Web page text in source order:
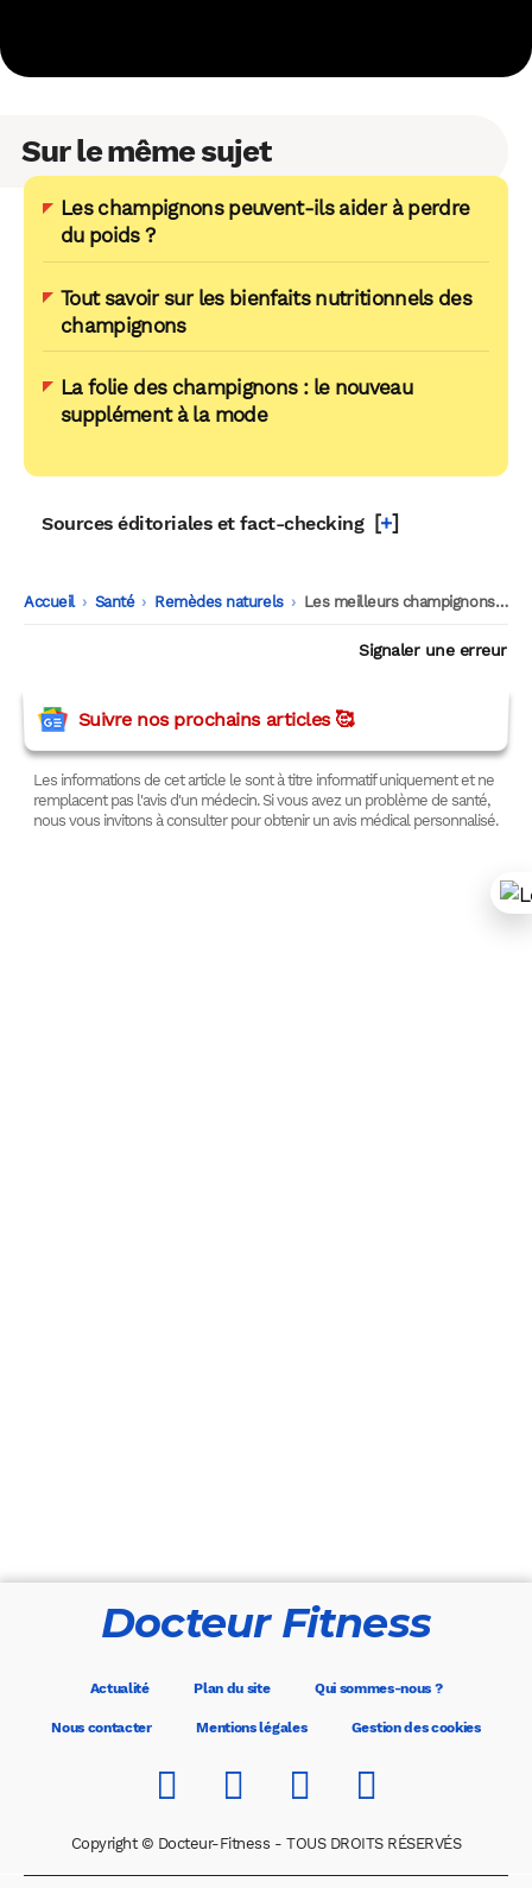
Sur le même sujet
Les champignons peuvent-ils aider à perdre
du poids ?
Tout savoir sur les bienfaits nutritionnels des
champignons
La folie des champignons : le nouveau
supplément à la mode
Sources éditoriales et fact-checking [+]
Accueil -
Santé -
Remèdes naturels -
Les meilleurs champignons médicinaux
Signaler une erreur
Suivre nos prochains articles 🥰
Les informations de cet article le sont à titre informatif uniquement et ne
remplacent pas l'avis d'un médecin. Si vous avez un problème de santé,
nous vous invitons à consulter pour obtenir un avis médical personnalisé.
Docteur Fitness
Actualité Plan du site Qui sommes-nous ?
Nous contacter Mentions légales Gestion des cookies
Copyright © Docteur-Fitness - TOUS DROITS RÉSERVÉS